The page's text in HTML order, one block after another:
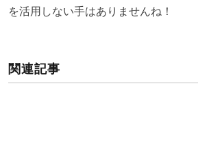
を活用しない手はありませんね！
関連記事